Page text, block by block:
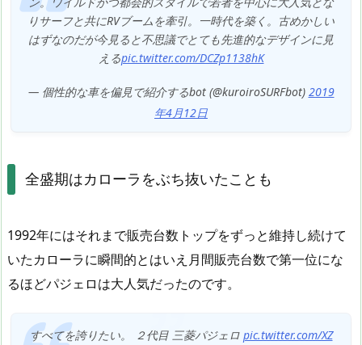
りサーフと共にRVブームを牽引。一時代を築く。古めかしい
はずなのだが今見ると不思議でとても先進的なデザインに見
えるpic.twitter.com/DCZp1138hK
— 個性的な車を偏見で紹介するbot (@kuroiroSURFbot) 2019
年4月12日
全盛期はカローラをぶち抜いたことも
1992年にはそれまで販売台数トップをずっと維持し続けて
いたカローラに瞬間的とはいえ月間販売台数で第一位にな
るほどパジェロは大人気だったのです。
すべてを誇りたい。 ２代目 三菱パジェロ pic.twitter.com/XZ